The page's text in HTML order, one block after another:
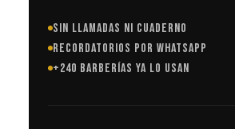
SIN LLAMADAS NI CUADERNO
RECORDATORIOS POR WHATSAPP
+240 BARBERÍAS YA LO USAN